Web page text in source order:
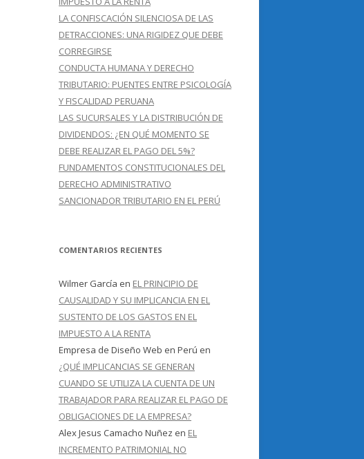
LA CONFISCACIÓN SILENCIOSA DE LAS
DETRACCIONES: UNA RIGIDEZ QUE DEBE
CORREGIRSE
CONDUCTA HUMANA Y DERECHO
TRIBUTARIO: PUENTES ENTRE PSICOLOGÍA
Y FISCALIDAD PERUANA
LAS SUCURSALES Y LA DISTRIBUCIÓN DE
DIVIDENDOS: ¿EN QUÉ MOMENTO SE
DEBE REALIZAR EL PAGO DEL 5%?
FUNDAMENTOS CONSTITUCIONALES DEL
DERECHO ADMINISTRATIVO
SANCIONADOR TRIBUTARIO EN EL PERÚ
COMENTARIOS RECIENTES
Wilmer García en EL PRINCIPIO DE
CAUSALIDAD Y SU IMPLICANCIA EN EL
SUSTENTO DE LOS GASTOS EN EL
IMPUESTO A LA RENTA
Empresa de Diseño Web en Perú en
¿QUÉ IMPLICANCIAS SE GENERAN
CUANDO SE UTILIZA LA CUENTA DE UN
TRABAJADOR PARA REALIZAR EL PAGO DE
OBLIGACIONES DE LA EMPRESA?
Alex Jesus Camacho Nuñez en EL
INCREMENTO PATRIMONIAL NO